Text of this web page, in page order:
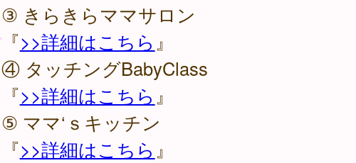
③ きらきらママサロン
『>>詳細はこちら 』
④ タッチングBabyClass
『>>詳細はこちら 』
⑤ ママ‘ｓキッチン
『>>詳細はこちら 』